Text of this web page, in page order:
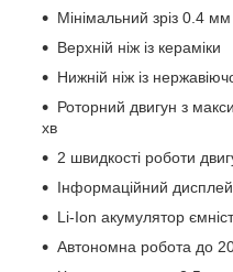
Мінімальний зріз 0.4 мм
Верхній ніж із кераміки
Нижній ніж із
Роторний двигун з
хв
2 швидкості роботи
Інформаційний
Li-Ion акумулятор
Автономна робота до